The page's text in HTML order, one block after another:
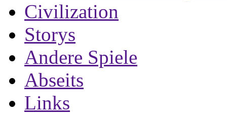
Civilization
Storys
Andere Spiele
Abseits
Links